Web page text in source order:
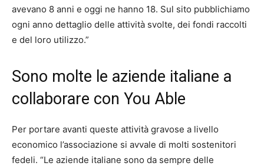
avevano 8 anni e oggi ne hanno 18. Sul sito pubblichiamo
ogni anno dettaglio delle attività svolte, dei fondi raccolti
e del loro utilizzo.”
Sono molte le aziende italiane a
collaborare con You Able
Per portare avanti queste attività gravose a livello
economico l’associazione si avvale di molti sostenitori
fedeli. “Le aziende italiane sono da sempre delle